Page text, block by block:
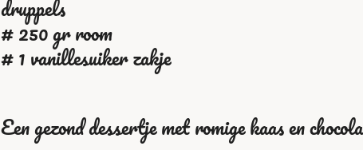
druppels
# 250 gr room
# 1 vanillesuiker zakje
Een gezond dessertje met romige kaas en